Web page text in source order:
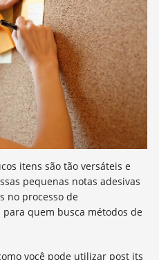
itens são tão versáteis e
pequenas notas adesivas
no processo de
quem busca métodos de
você pode utilizar post its